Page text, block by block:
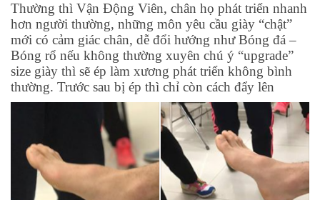
Thường thì Vận Động Viên, chân họ phát triển nhanh
hơn người thường, những môn yêu cầu giày “chật”
mới có cảm giác chân, dễ đổi hướng như Bóng đá –
Bóng rổ nếu không thường xuyên chú ý “upgrade”
size giày thì sẽ ép làm xương phát triển không bình
thường. Trước sau bị ép thì chỉ còn cách đẩy lên